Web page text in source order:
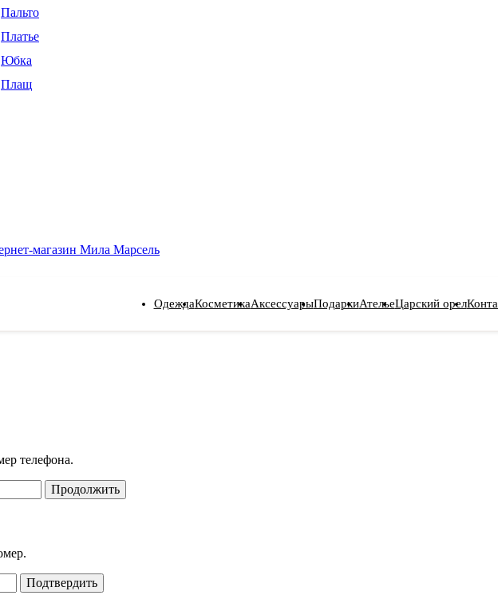
Пальто
Платье
Юбка
Плащ
магазин Мила Марсель
ОдеждаКосметикаАксессуарыПодаркиАтельеЦарский орел
телефона.
Продолжить
Подтвердить